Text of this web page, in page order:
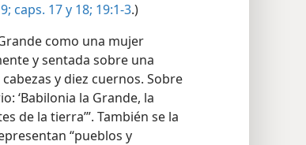
caps. 17 y 18; 19:1-3.)
como una mujer
y sentada sobre una
y diez cuernos. Sobre
‘Babilonia la Grande, la
de la tierra’”. También se la
“pueblos y